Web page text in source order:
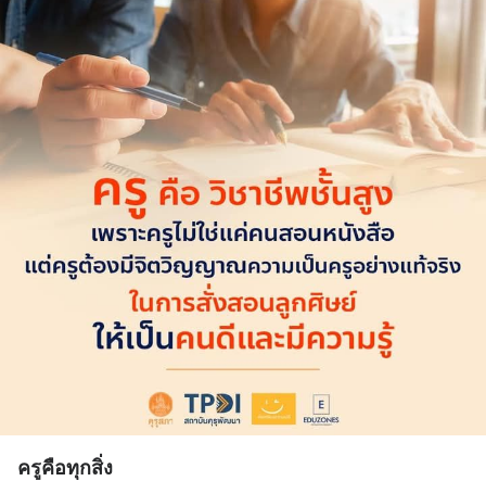
ครูคือทุกสิ่ง